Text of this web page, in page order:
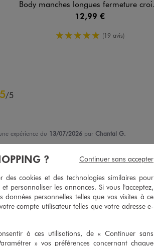
Body manches longues fermeture croisée bébé garçon (lot de 3)
12,99 €
5/5 de moyenne
(19 avis)
5/5
expérience du 13/07/2026 par Chantal G.
/ 5
?
cookies et des technologies similaires pour
personnaliser les annonces. Si vous l'acceptez,
personnelles telles que vos visites à ce
compte utilisateur telles que votre adresse e-
à ces utilisations, de « Continuer sans
» vos préférences concernant chaque
Continuer sans accepter